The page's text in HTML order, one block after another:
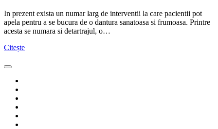
In prezent exista un numar larg de interventii la care pacientii pot
apela pentru a se bucura de o dantura sanatoasa si frumoasa. Printre
acesta se numara si detartrajul, o…
Citește